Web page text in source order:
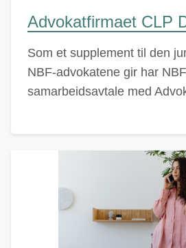
Advokatfirmaet CLP
Som et supplement til den
NBF-advokatene gir har
samarbeidsavtale med